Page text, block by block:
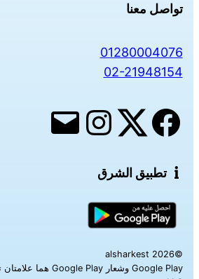
تواصل معنا
01280004076
02-21948154
تطبيق الشرق
©alsharkest 2026